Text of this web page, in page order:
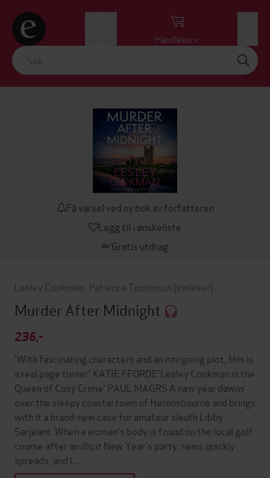
Handlekurv
Få varsel ved ny bok av forfatteren
Legg til i ønskeliste
Gratis utdrag
Lesley Cookman Patience Tomlinson (innleser)
Murder After Midnight
236,-
'With fascinating characters and an intriguing plot, this is
a real page turner' KATIE FFORDE'Lesley Cookman is the
Queen of Cosy Crime' PAUL MAGRS A new year dawns
over the sleepy coastal town of Heronsbourne and brings
with it a brand-new case for amateur sleuth Libby
Sarjeant. When a woman's body is found on the local golf
course after an illicit New Year's party, news quickly
spreads, and L…